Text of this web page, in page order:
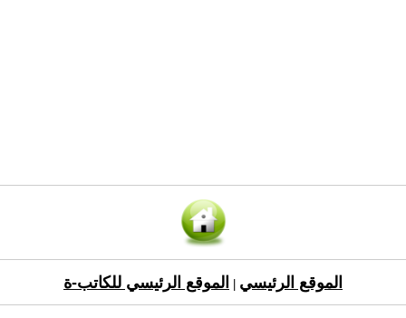
الموقع الرئيسي الموقع الرئيسي للكاتب-ة